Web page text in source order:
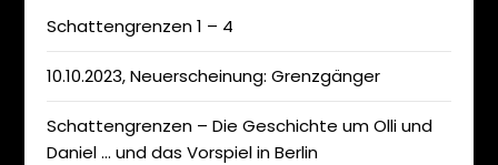
Schattengrenzen 1 – 4
10.10.2023, Neuerscheinung: Grenzgänger
Schattengrenzen – Die Geschichte um Olli und
Daniel … und das Vorspiel in Berlin